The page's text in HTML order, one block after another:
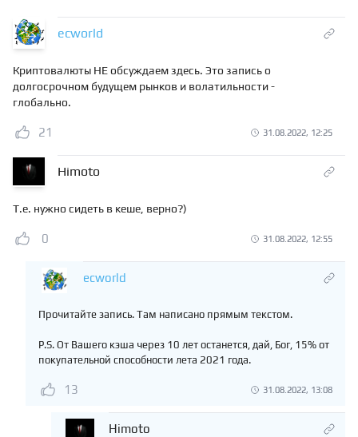
ecworld
Криптовалюты НЕ обсуждаем здесь. Это запись о
долгосрочном будущем рынков и волатильности -
глобально.
21 31.08.2022, 12:25
Himoto
Т.е. нужно сидеть в кеше, верно?)
0 31.08.2022, 12:55
ecworld
Прочитайте запись. Там написано прямым текстом.
P.S. От Вашего кэша через 10 лет останется, дай, Бог, 15% от
покупательной способности лета 2021 года.
13 31.08.2022, 13:08
Himoto